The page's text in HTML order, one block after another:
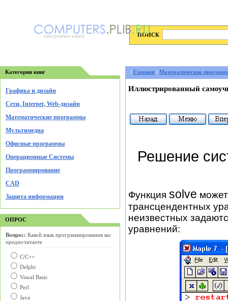
электронные книги ПОИСК
Категории книг
Графика и дизайн
Cети, Internet, Web-дизайн
Математические программы
Мультимедиа
Офисные программы
Операционные Системы
Программирование
CAD
Защита информации
ОПРОС
Вопрос: Какой язык программирования вы
предпочитаете
С/C++
Delphi
Visual Basic
Perl
Java
/ Главная / Математические
Иллюстрированный
Решение
Функция solve
трансцендентных
неизвестных
уравнений: